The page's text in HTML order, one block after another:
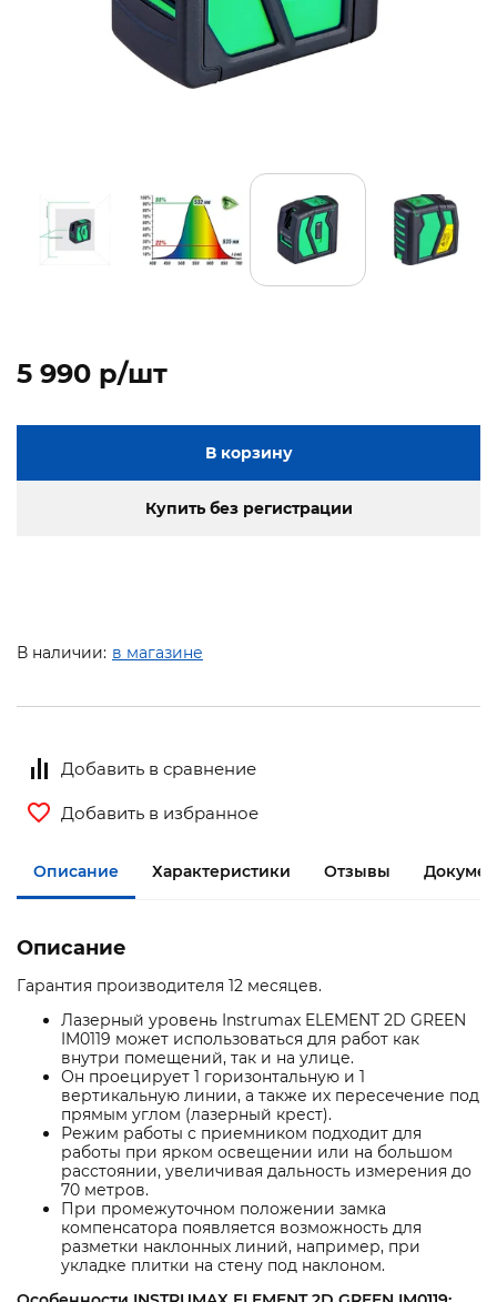
5 990 p/шт
В корзину
Купить без регистрации
В наличии: в магазине
Добавить в сравнение
Добавить в избранное
Описание Характеристики Отзывы
Описание
Гарантия производителя 12 месяцев.
Лазерный уровень Instrumax ELEMENT 2D GREEN
IM0119 может использоваться для работ как
внутри помещений, так и на улице.
Он проецирует 1 горизонтальную и 1
вертикальную линии, а также их пересечение под
прямым углом (лазерный крест).
Режим работы с приемником подходит для
работы при ярком освещении или на большом
расстоянии, увеличивая дальность измерения до
70 метров.
При промежуточном положении замка
компенсатора появляется возможность для
разметки наклонных линий, например, при
укладке плитки на стену под наклоном.